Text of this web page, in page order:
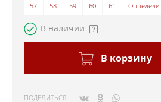
57
58 59 60 61
В наличии
В корзину
ПОДЕЛИТЬСЯ